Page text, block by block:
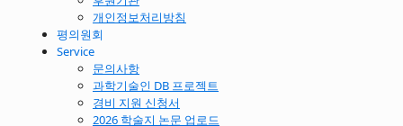
개인정보처리방침
평의원회
Service
문의사항
과학기술인 DB 프로젝트
경비 지원 신청서
2026 학술지 논문 업로드